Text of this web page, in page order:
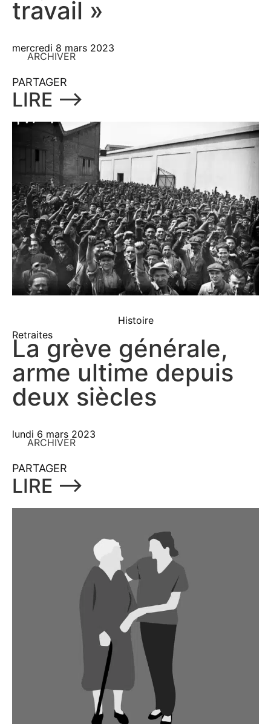
travail »
mercredi 8 mars 2023
ARCHIVER
PARTAGER
LIRE ⟶
Histoire
Retraites
La grève générale,
arme ultime depuis
deux siècles
lundi 6 mars 2023
ARCHIVER
PARTAGER
LIRE ⟶